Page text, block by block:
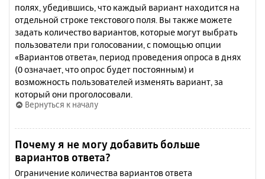
полях, убедившись, что каждый вариант находится на
отдельной строке текстового поля. Вы также можете
задать количество вариантов, которые могут выбрать
пользователи при голосовании, с помощью опции
«Вариантов ответа», период проведения опроса в днях
(0 означает, что опрос будет постоянным) и
возможность пользователей изменять вариант, за
который они проголосовали.
Вернуться к началу
Почему я не могу добавить больше
вариантов ответа?
Ограничение количества вариантов ответа